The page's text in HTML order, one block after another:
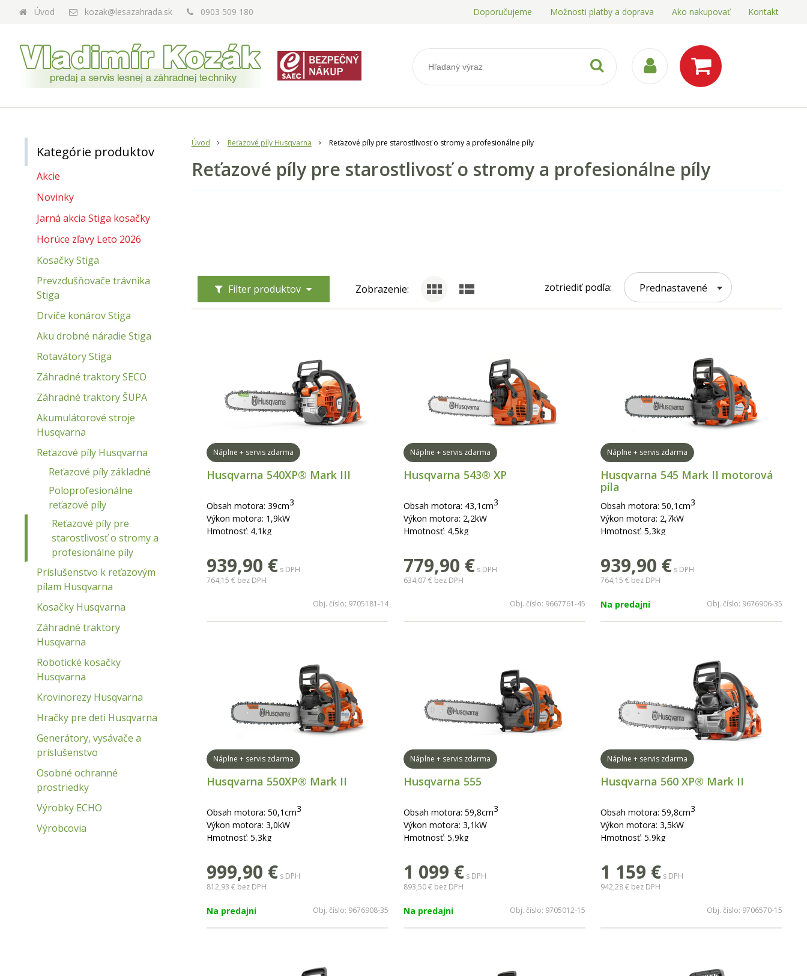
Úvod kozak@lesazahrada.sk 0903 509 180 Doporučujeme Možnosti platby a doprava Ako nakupovať Kontakt
Úvod Reťazové píly Husqvarna Reťazové píly pre starostlivosť o stromy a profesionálne píly
Reťazové píly pre starostlivosť o stromy a profesionálne píly
Filter produktov Zobrazenie: zotriediť podľa: Prednastavené
Náplne + servis zdarma
Husqvarna 540XP® Mark III
Obsah motora: 39cm3
Výkon motora: 1,9kW
Hmotnosť: 4,1kg
939,90 € s DPH
764,15 € bez DPH
Obj. číslo: 9705181-14
Náplne + servis zdarma
Husqvarna 543® XP
Obsah motora: 43,1cm3
Výkon motora: 2,2kW
Hmotnosť: 4,5kg
779,90 € s DPH
634,07 € bez DPH
Obj. číslo: 9667761-45
Náplne + servis zdarma
Husqvarna 545 Mark II motorová
píla
Obsah motora: 50,1cm3
Výkon motora: 2,7kW
Hmotnosť: 5,3kg
939,90 € s DPH
764,15 € bez DPH
Na predajni Obj. číslo: 9676906-35
Náplne + servis zdarma
Husqvarna 550XP® Mark II
Obsah motora: 50,1cm3
Výkon motora: 3,0kW
Hmotnosť: 5,3kg
999,90 € s DPH
812,93 € bez DPH
Na predajni Obj. číslo: 9676908-35
Náplne + servis zdarma
Husqvarna 555
Obsah motora: 59,8cm3
Výkon motora: 3,1kW
Hmotnosť: 5,9kg
1 099 € s DPH
893,50 € bez DPH
Na predajni Obj. číslo: 9705012-15
Náplne + servis zdarma
Husqvarna 560 XP® Mark II
Obsah motora: 59,8cm3
Výkon motora: 3,5kW
Hmotnosť: 5,9kg
1 159 € s DPH
942,28 € bez DPH
Obj. číslo: 9706570-15
Kategórie produktov
Akcie
Novinky
Jarná akcia Stiga kosačky
Horúce zľavy Leto 2026
Kosačky Stiga
Prevzdušňovače trávnika
Stiga
Drviče konárov Stiga
Aku drobné náradie Stiga
Rotavátory Stiga
Záhradné traktory SECO
Záhradné traktory ŠUPA
Akumulátorové stroje
Husqvarna
Reťazové píly Husqvarna
Reťazové píly základné
Poloprofesionálne
reťazové píly
Reťazové píly pre
starostlivosť o stromy a
profesionálne píly
Príslušenstvo k reťazovým
pílam Husqvarna
Kosačky Husqvarna
Záhradné traktory
Husqvarna
Robotické kosačky
Husqvarna
Krovinorezy Husqvarna
Hračky pre deti Husqvarna
Generátory, vysávače a
príslušenstvo
Osobné ochranné
prostriedky
Výrobky ECHO
Výrobcovia